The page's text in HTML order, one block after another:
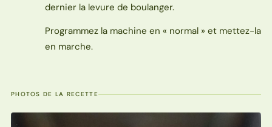
dernier la levure de boulanger.
Programmez la machine en « normal » et mettez-la
en marche.
PHOTOS DE LA RECETTE